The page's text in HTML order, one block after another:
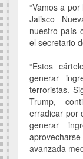
“Vamos a
Jalisco
nuestro país
el secretario
“Estos
generar
terroristas.
Trump,
erradicar por
generar
avanzada